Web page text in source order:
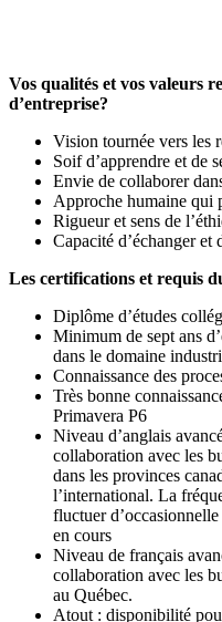
Vos qualités et vos valeurs
d’entreprise?
Vision tournée vers les
Soif d’apprendre et de
Envie de collaborer
Approche humaine qui
Rigueur et sens de
Capacité d’échanger et
Les certifications et requis
Diplôme d’études
Minimum de sept ans
dans le domaine
Connaissance des
Très bonne
Primavera P6
Niveau d’anglais
collaboration avec les
dans les provinces
l’international. La
fluctuer
en cours
Niveau de français
collaboration avec les
au Québec.
Atout : disponibilité